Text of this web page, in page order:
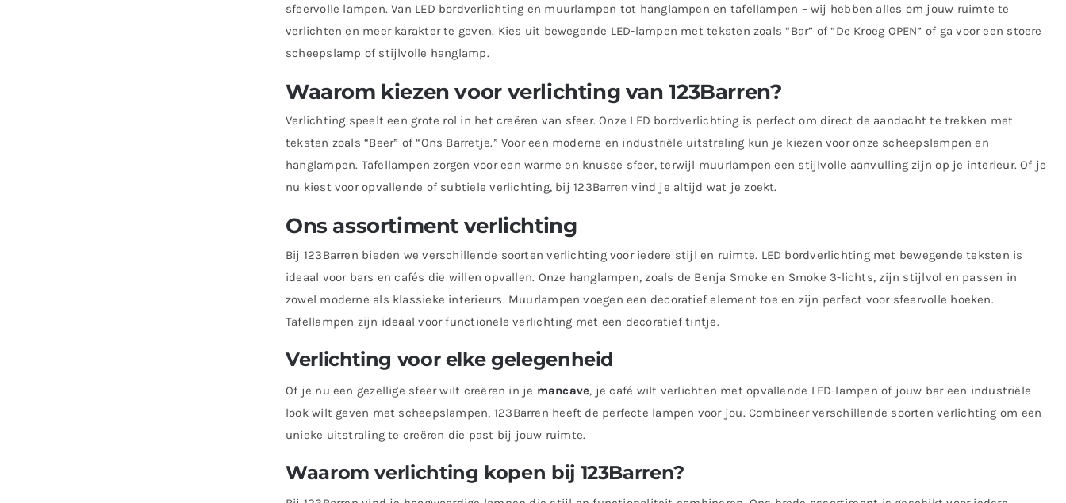
sfeervolle lampen. Van LED bordverlichting en muurlampen tot hanglampen en tafellampen – wij hebben alles om jouw ruimte te
verlichten en meer karakter te geven. Kies uit bewegende LED-lampen met teksten zoals “Bar” of “De Kroeg OPEN” of ga voor een stoere
scheepslamp of stijlvolle hanglamp.
Waarom kiezen voor verlichting van 123Barren?
Verlichting speelt een grote rol in het creëren van sfeer. Onze LED bordverlichting is perfect om direct de aandacht te trekken met
teksten zoals “Beer” of “Ons Barretje.” Voor een moderne en industriële uitstraling kun je kiezen voor onze scheepslampen en
hanglampen. Tafellampen zorgen voor een warme en knusse sfeer, terwijl muurlampen een stijlvolle aanvulling zijn op je interieur. Of je
nu kiest voor opvallende of subtiele verlichting, bij 123Barren vind je altijd wat je zoekt.
Ons assortiment verlichting
Bij 123Barren bieden we verschillende soorten verlichting voor iedere stijl en ruimte. LED bordverlichting met bewegende teksten is
ideaal voor bars en cafés die willen opvallen. Onze hanglampen, zoals de Benja Smoke en Smoke 3-lichts, zijn stijlvol en passen in
zowel moderne als klassieke interieurs. Muurlampen voegen een decoratief element toe en zijn perfect voor sfeervolle hoeken.
Tafellampen zijn ideaal voor functionele verlichting met een decoratief tintje.
Verlichting voor elke gelegenheid
Of je nu een gezellige sfeer wilt creëren in je mancave, je café wilt verlichten met opvallende LED-lampen of jouw bar een industriële
look wilt geven met scheepslampen, 123Barren heeft de perfecte lampen voor jou. Combineer verschillende soorten verlichting om een
unieke uitstraling te creëren die past bij jouw ruimte.
Waarom verlichting kopen bij 123Barren?